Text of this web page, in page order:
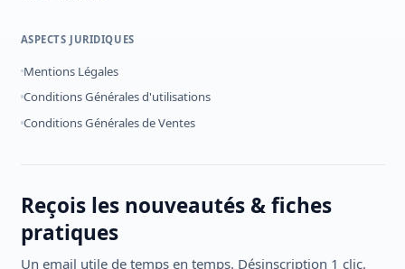
ASPECTS JURIDIQUES
Mentions Légales
Conditions Générales d'utilisations
Conditions Générales de Ventes
Reçois les nouveautés & fiches
pratiques
Un email utile de temps en temps. Désinscription 1 clic.